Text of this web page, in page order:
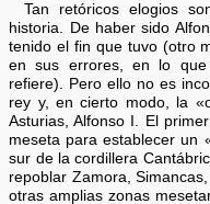
Tan retóricos elogios
historia. De haber sido
tenido el fin que tuvo (otro
en sus errores, en lo
refiere). Pero ello no es
rey y, en cierto modo, la
Asturias, Alfonso I. El
meseta para establecer un
sur de la cordillera
repoblar Zamora,
otras amplias zonas